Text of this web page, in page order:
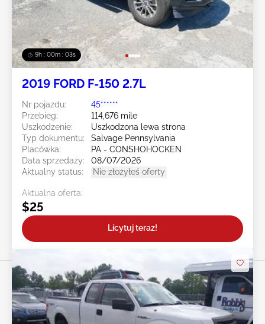
9h : 00m : 01s
2019 FORD F-150 2.7L
Nr pojazdu:
45******
Przebieg:
114,676 mile
Uszkodzenie:
Uszkodzona lewa strona
Typ dokumentu:
Salvage Pennsylvania
Placówka:
PA - CONSHOHOCKEN
Data sprzedaży:
08/07/2026
Aktualny status:
Nie złożyłeś oferty
Aktualna oferta:
$25
Licytuj teraz!